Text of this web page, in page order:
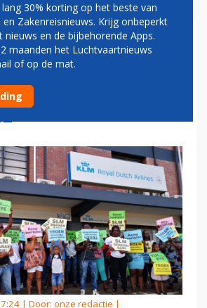
TEGEN TUI EN
IN
| Door: onze redactie |
30% korting op het beste van
Zakenreisnieuws. Krijg onbeperkt
en de bijbehorende Apps.
maanden het Luchtvaartnieuws
of op de mat.